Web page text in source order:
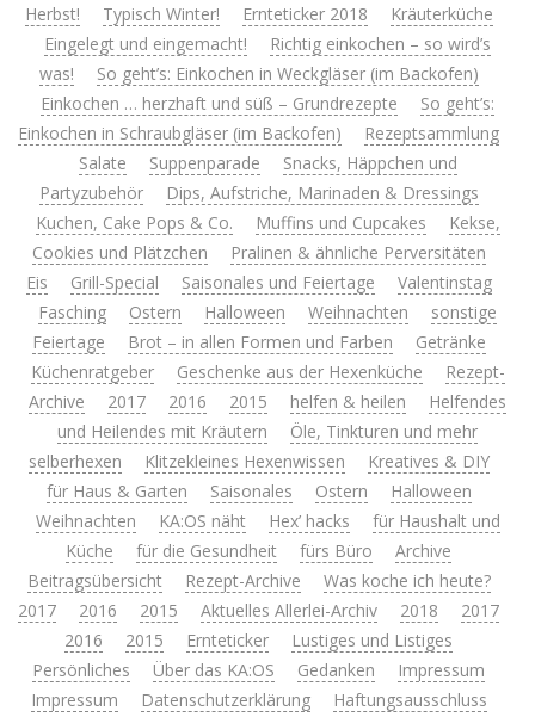
Herbst!
Typisch Winter! Ernteticker 2018
Kräuterküche
Eingelegt und eingemacht!
Richtig einkochen – so wird’s
was!
So geht’s: Einkochen in Weckgläser (im Backofen)
Einkochen … herzhaft und süß – Grundrezepte
So geht’s:
Einkochen in Schraubgläser (im Backofen)
Rezeptsammlung
Salate
Suppenparade
Snacks, Häppchen und
Partyzubehör
Dips, Aufstriche, Marinaden & Dressings
Kuchen, Cake Pops & Co.
Muffins und Cupcakes
Kekse,
Cookies und Plätzchen
Pralinen & ähnliche Perversitäten
Eis
Grill-Special Saisonales und Feiertage
Valentinstag
Fasching
Ostern Halloween Weihnachten
sonstige
Feiertage
Brot – in allen Formen und Farben
Getränke
Küchenratgeber
Geschenke aus der Hexenküche
Rezept-
Archive
2017 2016 2015 helfen & heilen
Helfendes
und Heilendes mit Kräutern
Öle, Tinkturen und mehr
selberhexen
Klitzekleines Hexenwissen
Kreatives & DIY
für Haus & Garten
Saisonales Ostern
Halloween
Weihnachten
KA:OS näht Hex’ hacks
für Haushalt und
Küche
für die Gesundheit fürs Büro
Archive
Beitragsübersicht
Rezept-Archive
Was koche ich heute?
2017
2016 2015 Aktuelles Allerlei-Archiv 2018
2017
2016
2015 Ernteticker
Lustiges und Listiges
Persönliches
Über das KA:OS Gedanken
Impressum
Impressum
Datenschutzerklärung
Haftungsausschluss